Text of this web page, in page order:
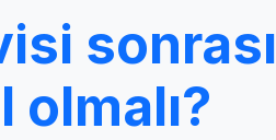
sonrası
olmalı?